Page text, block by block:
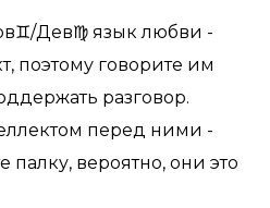
Дев♍ язык любви -
поэтому говорите им
разговор.
перед ними -
палку, вероятно, они это